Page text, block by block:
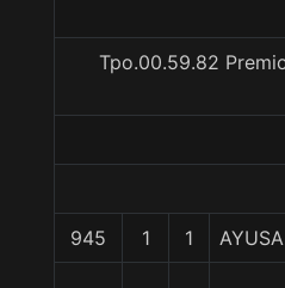
Tpo.00.59.82
945 1 1 AYUSA